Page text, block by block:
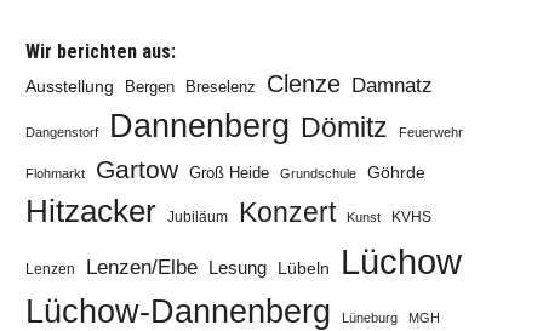
Wir berichten aus:
Ausstellung Bergen Breselenz Clenze Damnatz
Dangenstorf Dannenberg Dömitz Feuerwehr
Flohmarkt Gartow Groß Heide Grundschule Göhrde
Hitzacker Jubiläum Konzert Kunst KVHS
Lenzen Lenzen/Elbe Lesung Lübeln Lüchow
Lüchow-Dannenberg Lüneburg MGH